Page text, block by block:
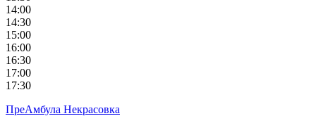
14:00
14:30
15:00
16:00
16:30
17:00
17:30
ПреАмбула Некрасовка